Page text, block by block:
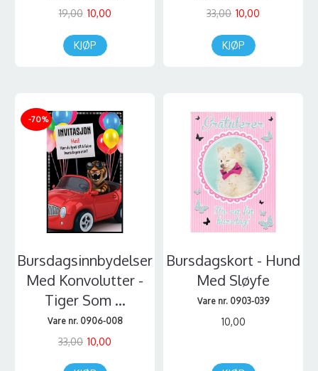
19,00 10,00
KJØP
33,00 10,00
KJØP
-70%
Bursdagsinnbydelser
Med Konvolutter -
Tiger Som ...
Vare nr. 0906-008
33,00 10,00
Bursdagskort - Hund
Med Sløyfe
Vare nr. 0903-039
10,00